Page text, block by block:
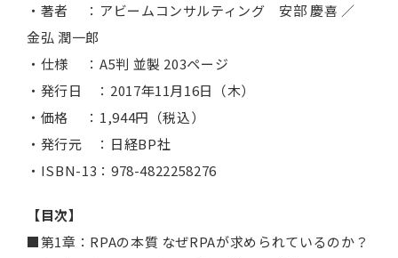
・著者 ：アビームコンサルティング 安部 慶喜 ／
金弘 潤一郎
・仕様 ：A5判 並製 203ページ
・発行日 ：2017年11月16日（木）
・価格 ：1,944円（税込）
・発行元 ：日経BP社
・ISBN-13：978-4822258276
【目次】
■第1章：RPAの本質 なぜRPAが求められているのか？